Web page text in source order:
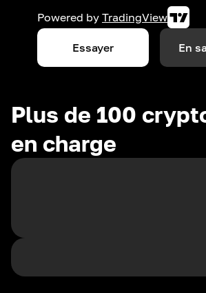
Powered by TradingView
Essayer En
Plus de 100
en charge